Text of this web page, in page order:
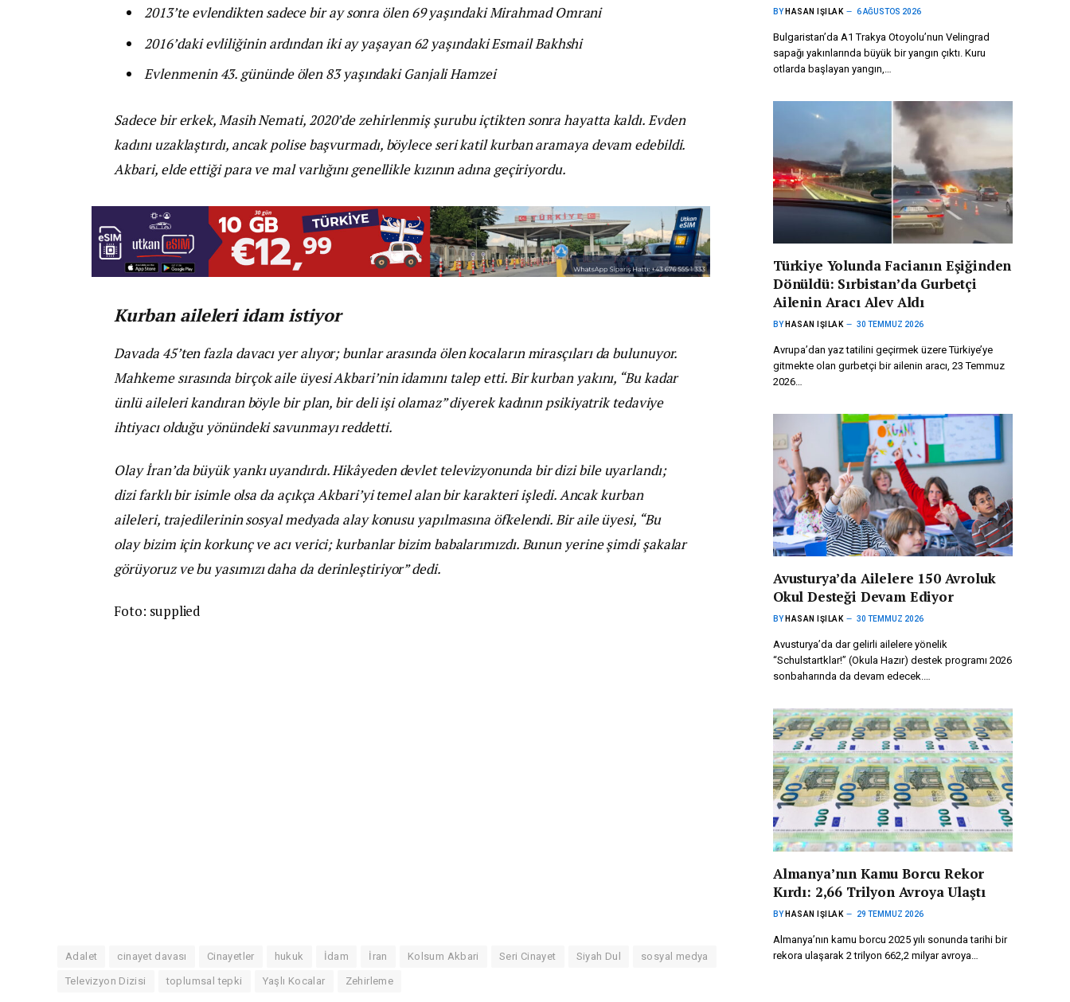
2013’te evlendikten sadece bir ay sonra ölen 69 yaşındaki Mirahmad Omrani
2016’daki evliliğinin ardından iki ay yaşayan 62 yaşındaki Esmail Bakhshi
Evlenmenin 43. gününde ölen 83 yaşındaki Ganjali Hamzei
Sadece bir erkek, Masih Nemati, 2020’de zehirlenmiş şurubu içtikten sonra hayatta kaldı. Evden
kadını uzaklaştırdı, ancak polise başvurmadı, böylece seri katil kurban aramaya devam edebildi.
Akbari, elde ettiği para ve mal varlığını genellikle kızının adına geçiriyordu.
Kurban aileleri idam istiyor
Davada 45’ten fazla davacı yer alıyor; bunlar arasında ölen kocaların mirasçıları da bulunuyor.
Mahkeme sırasında birçok aile üyesi Akbari’nin idamını talep etti. Bir kurban yakını, “Bu kadar
ünlü aileleri kandıran böyle bir plan, bir deli işi olamaz” diyerek kadının psikiyatrik tedaviye
ihtiyacı olduğu yönündeki savunmayı reddetti.
Olay İran’da büyük yankı uyandırdı. Hikâyeden devlet televizyonunda bir dizi bile uyarlandı;
dizi farklı bir isimle olsa da açıkça Akbari’yi temel alan bir karakteri işledi. Ancak kurban
aileleri, trajedilerinin sosyal medyada alay konusu yapılmasına öfkelendi. Bir aile üyesi, “Bu
olay bizim için korkunç ve acı verici; kurbanlar bizim babalarımızdı. Bunun yerine şimdi şakalar
görüyoruz ve bu yasımızı daha da derinleştiriyor” dedi.
Foto: supplied
Adalet cinayet davası Cinayetler hukuk İdam İran Kolsum Akbari Seri Cinayet Siyah Dul sosyal medya
Televizyon Dizisi toplumsal tepki Yaşlı Kocalar Zehirleme
BY HASAN IŞILAK 6 AĞUSTOS 2026
Bulgaristan’da A1 Trakya Otoyolu’nun Velingrad
sapağı yakınlarında büyük bir yangın çıktı. Kuru
otlarda başlayan yangın,…
Türkiye Yolunda Facianın Eşiğinden
Dönüldü: Sırbistan’da Gurbetçi
Ailenin Aracı Alev Aldı
BY HASAN IŞILAK 30 TEMMUZ 2026
Avrupa’dan yaz tatilini geçirmek üzere Türkiye’ye
gitmekte olan gurbetçi bir ailenin aracı, 23 Temmuz
2026…
Avusturya’da Ailelere 150 Avroluk
Okul Desteği Devam Ediyor
BY HASAN IŞILAK 30 TEMMUZ 2026
Avusturya’da dar gelirli ailelere yönelik
“Schulstartklar!” (Okula Hazır) destek programı 2026
sonbaharında da devam edecek.…
Almanya’nın Kamu Borcu Rekor
Kırdı: 2,66 Trilyon Avroya Ulaştı
BY HASAN IŞILAK 29 TEMMUZ 2026
Almanya’nın kamu borcu 2025 yılı sonunda tarihi bir
rekora ulaşarak 2 trilyon 662,2 milyar avroya…